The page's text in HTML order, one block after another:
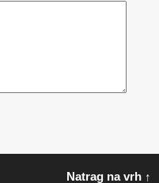
Natrag na vrh ↑